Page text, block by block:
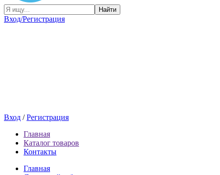
Найти
Вход/Регистрация
Вход /Регистрация
Главная
Каталог товаров
Контакты
Главная